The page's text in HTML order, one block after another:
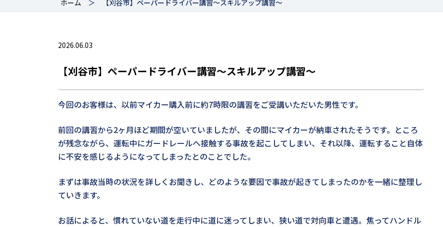
ホーム ＞ 【刈谷市】ペーパードライバー講習〜スキルアップ講習〜
2026.06.03
【刈谷市】ペーパードライバー講習〜スキルアップ講習〜
今回のお客様は、以前マイカー購入前に約7時限の講習をご受講いただいた男性です。
前回の講習から2ヶ月ほど期間が空いていましたが、その間にマイカーが納車されたそうです。ところ
が残念ながら、運転中にガードレールへ接触する事故を起こしてしまい、それ以降、運転すること自体
に不安を感じるようになってしまったとのことでした。
まずは事故当時の状況を詳しくお聞きし、どのような要因で事故が起きてしまったのかを一緒に整理し
ていきます。
お話によると、慣れていない道を走行中に道に迷ってしまい、狭い道で対向車と遭遇。焦ってハンドル